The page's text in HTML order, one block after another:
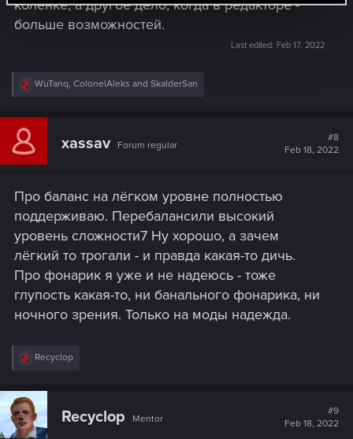
коленке, а другое дело, когда в редакторе -
больше возможностей.
Last edited: Feb 17, 2022
R
c
i
:
WuTanq, ColonelAleks and SkalderSan
xassav Forum regular
#8
Feb 18, 2022
Про баланс на лёгком уровне полностью
поддерживаю. Перебалансили высокий
уровень сложности7 Ну хорошо, а зачем
лёгкий то трогали - и правда какая-то дичь.
Про фонарик я уже и не надеюсь - тоже
глупость какая-то, ни банального фонарика, ни
ночного зрения. Только на моды надежда.
R
c
t
i
o
Recyclop
Recyclop Mentor
#9
Feb 18, 2022